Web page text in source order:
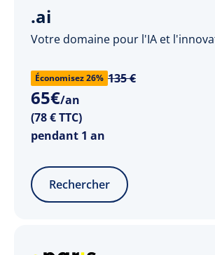
.ai
Votre domaine pour l'IA et
Économisez 26% 135 €
65€/an
(78 € TTC)
pendant 1 an
Rechercher